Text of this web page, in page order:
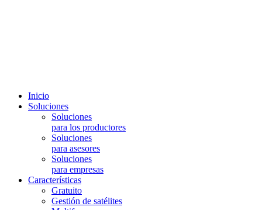
Inicio
Soluciones
Soluciones
para los productores
Soluciones
para asesores
Soluciones
para empresas
Características
Gratuito
Gestión de satélites